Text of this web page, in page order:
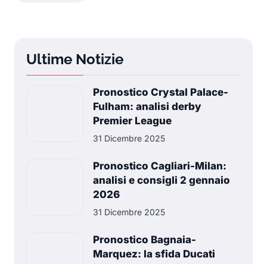
Ultime Notizie
Pronostico Crystal Palace-
Fulham: analisi derby
Premier League
31 Dicembre 2025
Pronostico Cagliari-Milan:
analisi e consigli 2 gennaio
2026
31 Dicembre 2025
Pronostico Bagnaia-
Marquez: la sfida Ducati